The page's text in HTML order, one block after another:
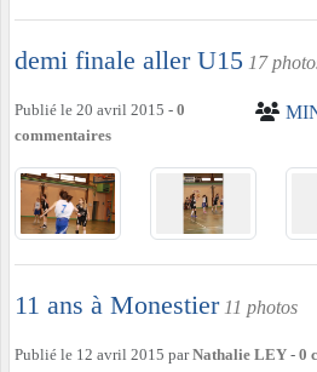
demi finale aller U15 17
Publié le 20 avril 2015 - 0
commentaires
11 ans à Monestier 11 photos
Publié le 12 avril 2015 parNathalie LEY - 0